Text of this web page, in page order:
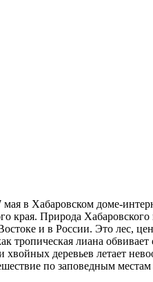
мая в Хабаровском доме-
Природа
и в России. Это лес,
лиана обвивает
деревьев летает
по заповедным